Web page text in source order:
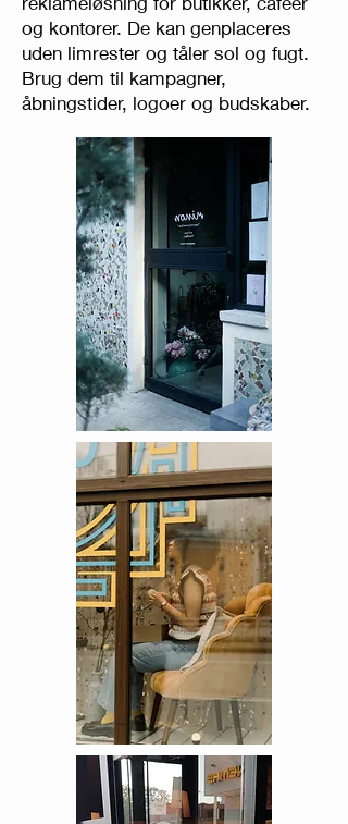
og kontorer. De kan genplaceres
uden limrester og tåler sol og fugt.
Brug dem til kampagner,
åbningstider, logoer og budskaber.